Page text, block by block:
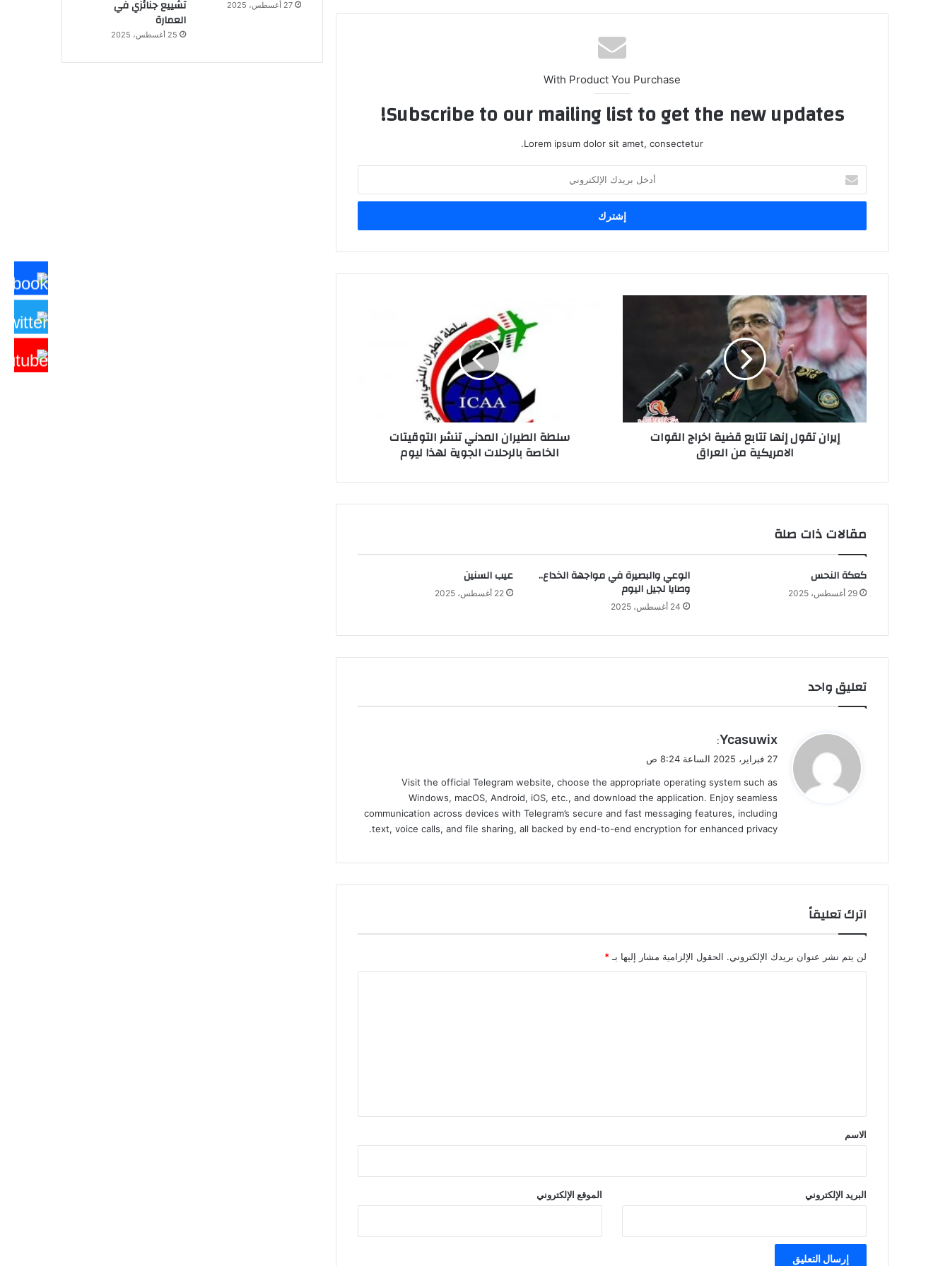
With Product You Purchase
Subscribe to our mailing list to get the new updates!
Lorem ipsum dolor sit amet, consectetur.
بريدك
الإلكتروني
إيران
تقول
إنها
تتابع
قضية
اخراج
القوات
الامريكية
من
إيران تقول إنها تتابع قضية اخراج القوات
الامريكية من العراق
سلطة الطيران المدني تنشر التوقيتات
الخاصة بالرحلات الجوية لهذا ليوم
مقالات ذات صلة
كعكة النحس
29 أغسطس، 2025
الوعي والبصيرة في مواجهة الخداع..
وصايا لجيل اليوم
24 أغسطس، 2025
عيب السنين
22 أغسطس، 2025
تعليق واحد
ي
ل
Ycasuwix
:
27 فبراير، 2025 الساعة 8:24 ص
Visit the official Telegram website, choose the appropriate operating system such as
Windows, macOS, Android, iOS, etc., and download the application. Enjoy seamless
communication across devices with Telegram’s secure and fast messaging features, including
text, voice calls, and file sharing, all backed by end-to-end encryption for enhanced privacy.
اترك تعليقاً
لن يتم نشر عنوان بريدك الإلكتروني. الحقول الإلزامية مشار إليها بـ *
*
الاسم
البريد الإلكتروني الموقع الإلكتروني
27 أغسطس، 2025
تشييع جنائزي في
العمارة
25 أغسطس، 2025